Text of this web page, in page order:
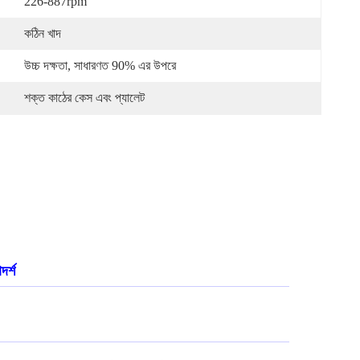
কঠিন খাদ
উচ্চ দক্ষতা, সাধারণত 90% এর উপরে
শক্ত কাঠের কেস এবং প্যালেট